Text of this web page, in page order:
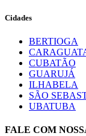
Cidades
BERTIOGA
CUBATÃO
GUARUJÁ
ILHABELA
SÃO
UBATUBA
FALE COM